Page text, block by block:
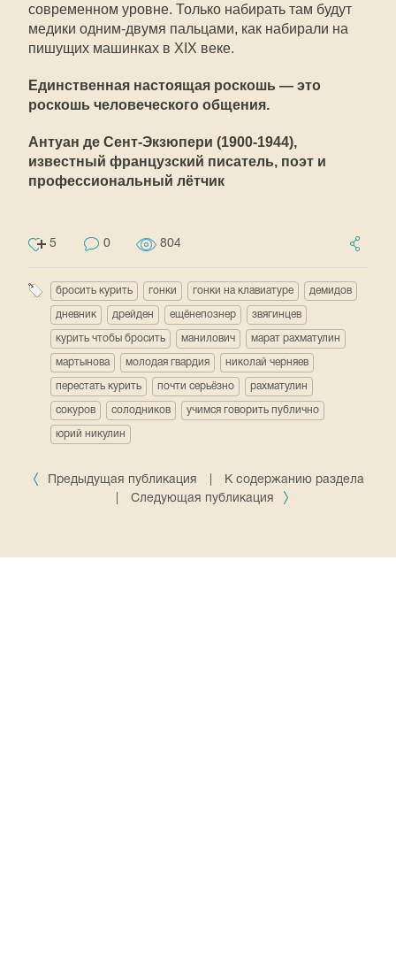
современном уровне. Только набирать там будут
медики одним-двумя пальцами, как набирали на
пишущих машинках в XIX веке.
Единственная настоящая роскошь — это
роскошь человеческого общения.
Антуан де Сент-Экзюпери (1900-1944),
известный французский писатель, поэт и
профессиональный лётчик
5 0 804
бросить курить гонки гонки на клавиатуре демидов
дневник дрейден ещёнепознер звягинцев
курить чтобы бросить манилович марат рахматулин
мартынова молодая гвардия николай черняев
перестать курить почти серьёзно рахматулин
сокуров солодников учимся говорить публично
юрий никулин
Предыдущая публикация
К содержанию раздела
Следующая публикация